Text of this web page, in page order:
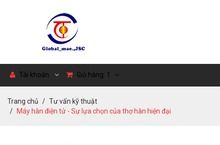
Tài khoản Giỏ hàng: 1
Trang chủ
Tư vấn kỹ thuật
Máy hàn điện tử - Sự lựa chọn của thợ hàn hiện đại